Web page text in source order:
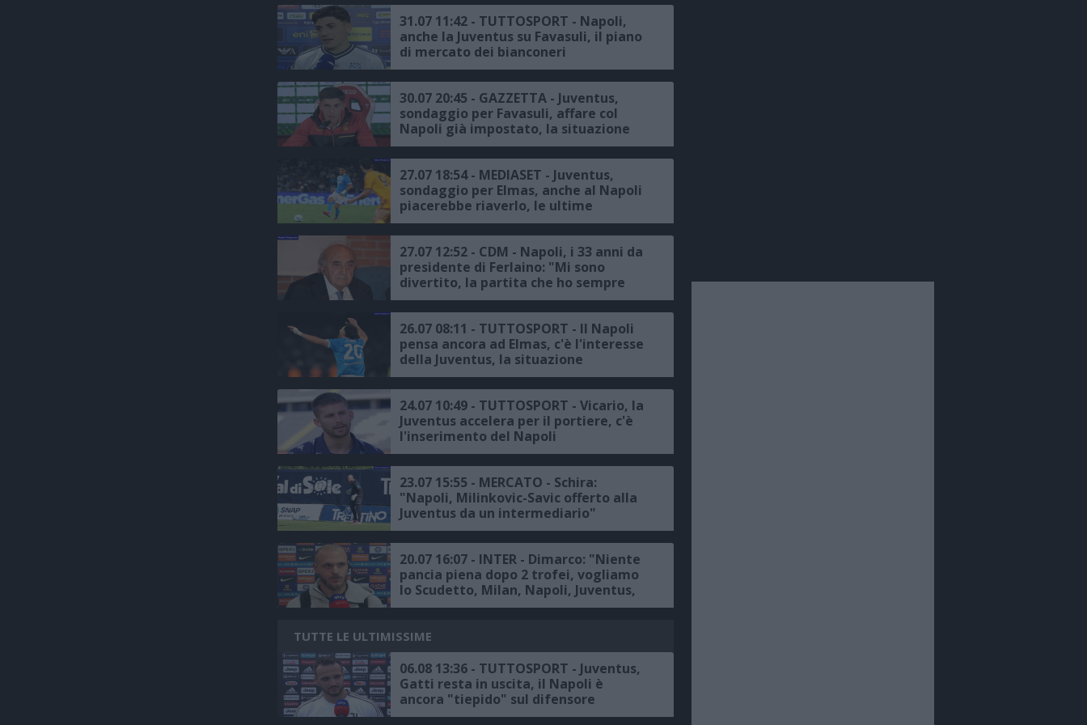
31.07 11:42 - TUTTOSPORT - Napoli,
anche la Juventus su Favasuli, il piano
di mercato dei bianconeri
30.07 20:45 - GAZZETTA - Juventus,
sondaggio per Favasuli, affare col
Napoli già impostato, la situazione
27.07 18:54 - MEDIASET - Juventus,
sondaggio per Elmas, anche al Napoli
piacerebbe riaverlo, le ultime
27.07 12:52 - CDM - Napoli, i 33 anni da
presidente di Ferlaino: "Mi sono
divertito, la partita che ho sempre
voluto vincere? Quella con la
Juventus"
26.07 08:11 - TUTTOSPORT - Il Napoli
pensa ancora ad Elmas, c'è l'interesse
della Juventus, la situazione
24.07 10:49 - TUTTOSPORT - Vicario, la
Juventus accelera per il portiere, c'è
l'inserimento del Napoli
23.07 15:55 - MERCATO - Schira:
"Napoli, Milinkovic-Savic offerto alla
Juventus da un intermediario"
20.07 16:07 - INTER - Dimarco: "Niente
pancia piena dopo 2 trofei, vogliamo
lo Scudetto, Milan, Napoli, Juventus,
Roma e Atalanta le principali rivali"
TUTTE LE ULTIMISSIME
06.08 13:36 - TUTTOSPORT - Juventus,
Gatti resta in uscita, il Napoli è
ancora "tiepido" sul difensore